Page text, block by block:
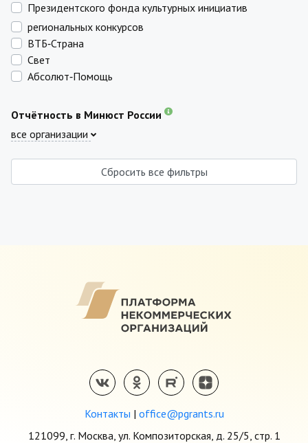
Президентского фонда культурных инициатив
региональных конкурсов
ВТБ‑Страна
Свет
Абсолют‑Помощь
Отчётность в Минюст России
все организации
Сбросить все фильтры
Контакты | office@pgrants.ru
121099, г. Москва, ул. Композиторская, д. 25/5, стр. 1